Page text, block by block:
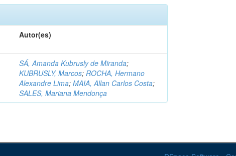
Autor(es)
SÁ, Amanda Kubrusly de Miranda;
KUBRUSLY, Marcos;ROCHA, Hermano
Alexandre Lima;MAIA, Allan Carlos Costa;
SALES, Mariana Mendonça